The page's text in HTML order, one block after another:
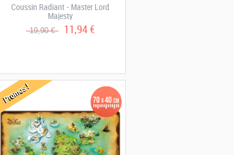
Coussin Radiant - Master Lord
Majesty
19,90 € 11,94 €
Promos !